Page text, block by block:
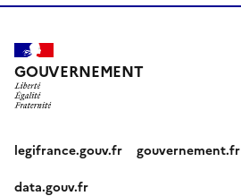
GOUVERNEMENT
legifrance.gouv.fr gouvernement.fr
data.gouv.fr